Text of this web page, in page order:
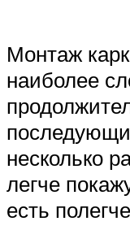
Монтаж
наиболее
несколько
легче
есть